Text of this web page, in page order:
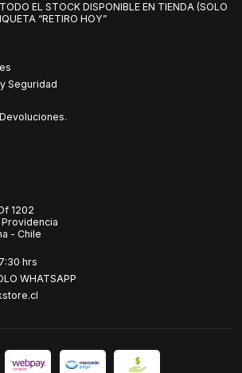
EL STOCK DISPONIBLE EN TIENDA (SOLO
“RETIRO HOY”
Seguridad
1202
- Chile
hrs
WHATSAPP